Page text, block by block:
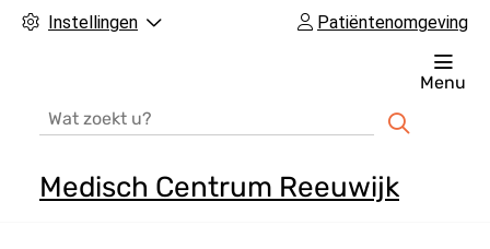
Instellingen Patiëntenomgeving
Medisch Centrum Reeuwijk
Menu